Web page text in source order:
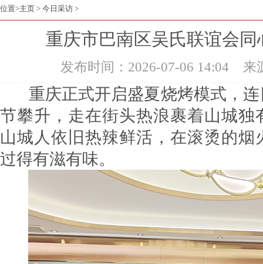
位置>主页 > 今日采访 >
重庆市巴南区吴氏联谊会同
发布时间：2026-07-06 14:04 来
重庆正式开启盛夏烧烤模式，连
节攀升，走在街头热浪裹着山城独
山城人依旧热辣鲜活，在滚烫的烟
过得有滋有味。